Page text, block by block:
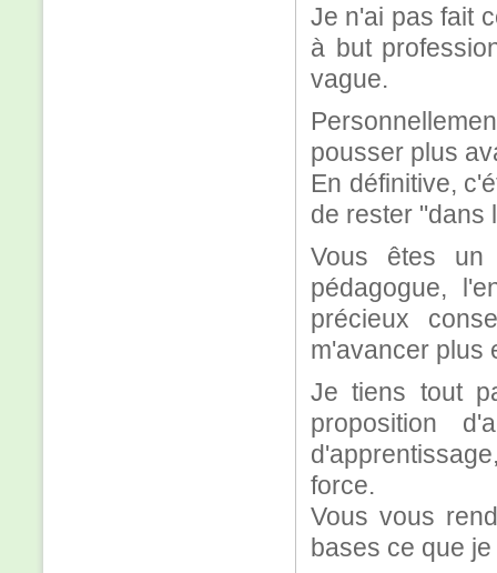
Je n'ai pas fait
à but
vague.
pousser plus
En définitive,
de rester "dans
Vous êtes
pédagogue,
précieux
m'avancer plus
Je tiens tout
proposition
force.
Vous vous
bases ce que